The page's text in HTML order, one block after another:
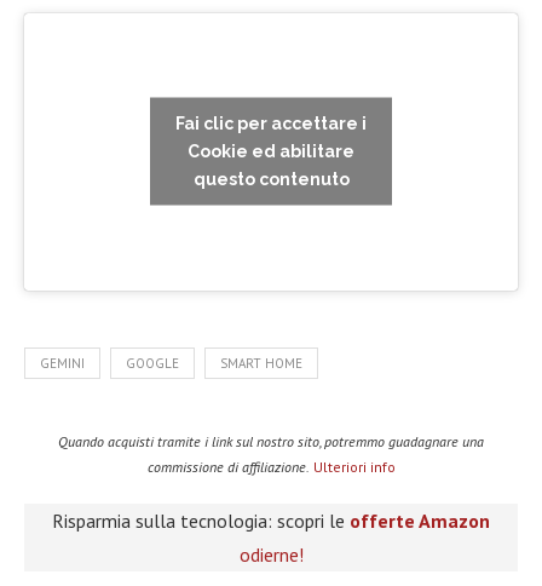
Fai clic per accettare i
Cookie ed abilitare
questo contenuto
GEMINI GOOGLE SMART HOME
Quando acquisti tramite i link sul nostro sito, potremmo guadagnare una
commissione di affiliazione. Ulteriori info
Risparmia sulla tecnologia: scopri le offerte Amazon
odierne!